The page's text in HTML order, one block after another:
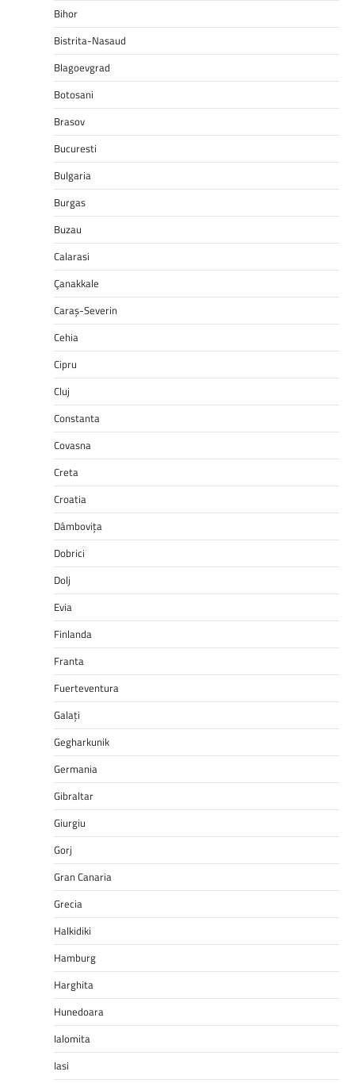
Bihor
Bistrita-Nasaud
Blagoevgrad
Botosani
Brasov
Bucuresti
Bulgaria
Burgas
Buzau
Calarasi
Çanakkale
Caraș-Severin
Cehia
Cipru
Cluj
Constanta
Covasna
Creta
Croatia
Dâmbovița
Dobrici
Dolj
Evia
Finlanda
Franta
Fuerteventura
Galați
Gegharkunik
Germania
Gibraltar
Giurgiu
Gorj
Gran Canaria
Grecia
Halkidiki
Hamburg
Harghita
Hunedoara
Ialomita
Iasi